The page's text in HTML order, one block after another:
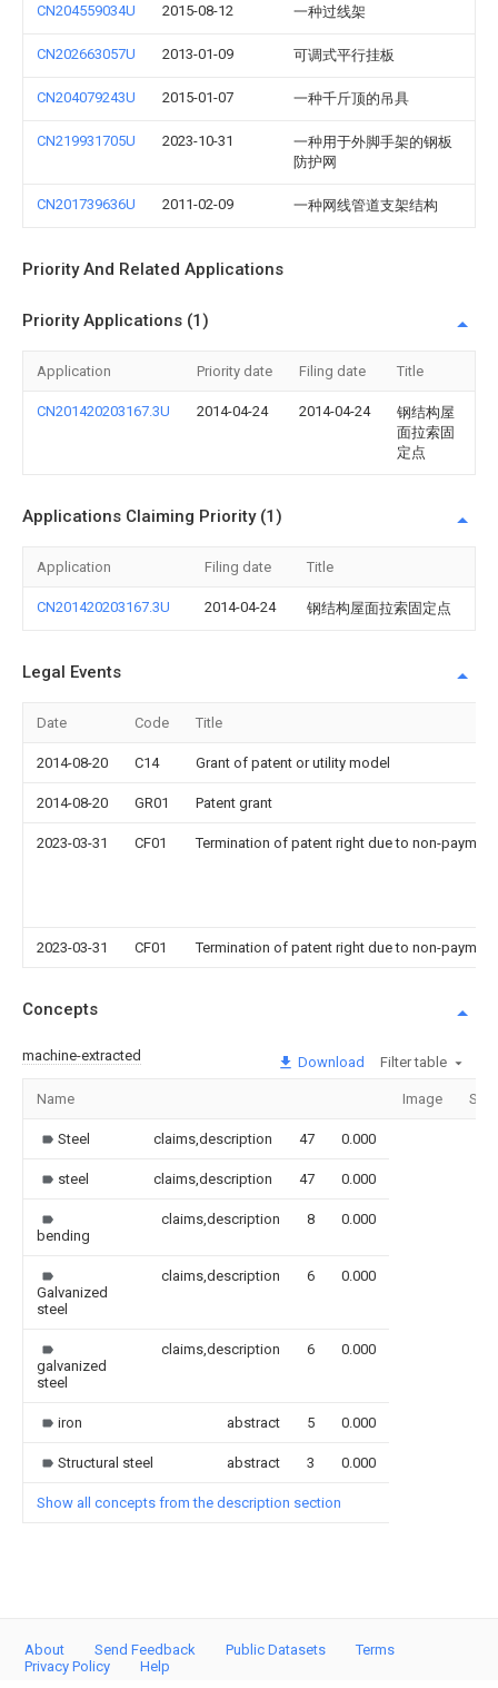
CN204559034U 2015-08-12 一种过线架
CN202663057U 2013-01-09 可调式平行挂板
CN204079243U 2015-01-07 一种千斤顶的吊具
CN219931705U 2023-10-31
一种用于外脚手架的钢板
防护网
CN201739636U 2011-02-09 一种网线管道支架结构
Priority And Related Applications
Priority Applications (1)
Application Priority date Filing date Title
CN201420203167.3U 2014-04-24 2014-04-24
钢结构屋
面拉索固
定点
Applications Claiming Priority (1)
Application Filing date Title
CN201420203167.3U 2014-04-24 钢结构屋面拉索固定点
Legal Events
Date Code Title
2014-08-20 C14 Grant of patent or utility model
2014-08-20 GR01 Patent grant
2023-03-31 CF01 Termination of patent right due to non-
2023-03-31 CF01 Termination of patent right due to non-
Concepts
machine-extracted Download Filter table
Name Image
Steel claims,description 47 0.000
steel claims,description 47 0.000
bending
claims,description 8 0.000
Galvanized
steel
claims,description 6 0.000
galvanized
steel
claims,description 6 0.000
iron abstract 5 0.000
Structural steel abstract 3 0.000
Show all concepts from the description section
About Send Feedback Public Datasets
Terms
Privacy Policy
Help